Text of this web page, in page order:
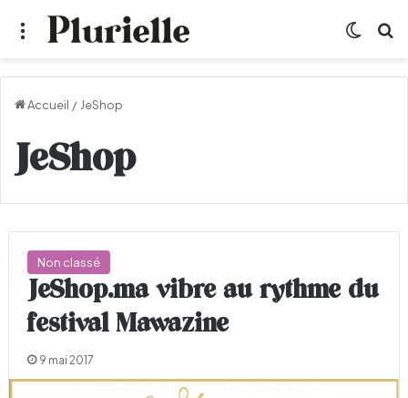
Menu
Accueil / JeShop
JeShop
Non classé
JeShop.ma vibre au rythme du
festival Mawazine
9 mai 2017